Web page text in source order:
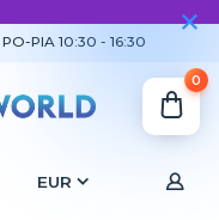
EUR
PO-PIA 10:30 - 16:30
0